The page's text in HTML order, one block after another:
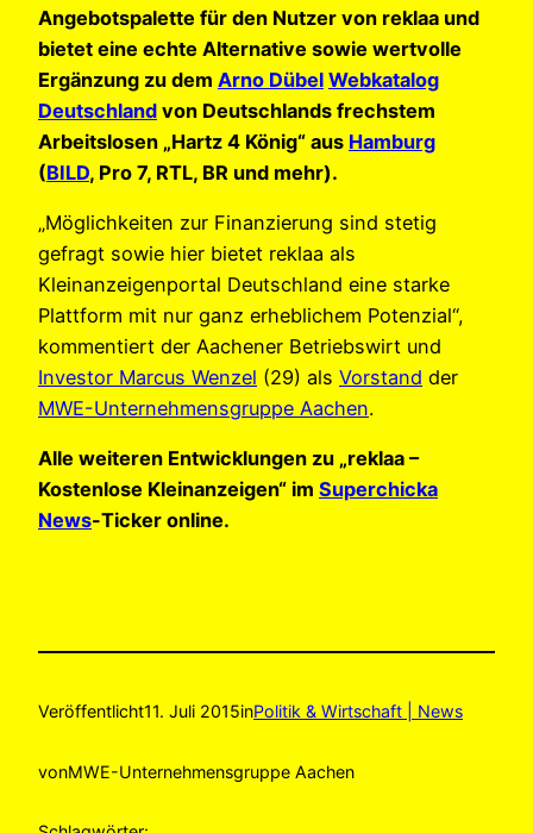
Angebotspalette für den Nutzer von reklaa und
bietet eine echte Alternative sowie wertvolle
Ergänzung zu dem Arno Dübel Webkatalog
Deutschland von Deutschlands frechstem
Arbeitslosen „Hartz 4 König“ aus Hamburg
(BILD, Pro 7, RTL, BR und mehr).
„Möglichkeiten zur Finanzierung sind stetig
gefragt sowie hier bietet reklaa als
Kleinanzeigenportal Deutschland eine starke
Plattform mit nur ganz erheblichem Potenzial“,
kommentiert der Aachener Betriebswirt und
Investor Marcus Wenzel (29) als Vorstand der
MWE-Unternehmensgruppe Aachen.
Alle weiteren Entwicklungen zu „reklaa –
Kostenlose Kleinanzeigen“ im Superchicka
News-Ticker online.
Veröffentlicht11. Juli 2015inPolitik & Wirtschaft | News
vonMWE-Unternehmensgruppe Aachen